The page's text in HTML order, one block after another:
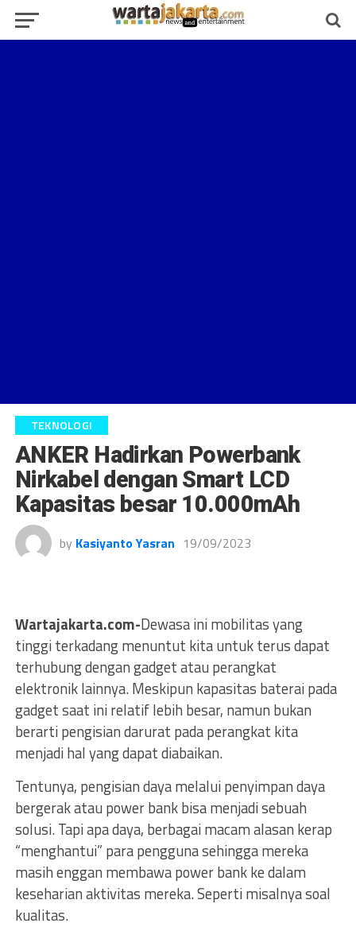
TEKNOLOGI
ANKER Hadirkan Powerbank
Nirkabel dengan Smart LCD
Kapasitas besar 10.000mAh
by Kasiyanto Yasran 19/09/2023
Wartajakarta.com-Dewasa ini mobilitas yang
tinggi terkadang menuntut kita untuk terus dapat
terhubung dengan gadget atau perangkat
elektronik lainnya. Meskipun kapasitas baterai pada
gadget saat ini relatif lebih besar, namun bukan
berarti pengisian darurat pada perangkat kita
menjadi hal yang dapat diabaikan.
Tentunya, pengisian daya melalui penyimpan daya
bergerak atau power bank bisa menjadi sebuah
solusi. Tapi apa daya, berbagai macam alasan kerap
“menghantui” para pengguna sehingga mereka
masih enggan membawa power bank ke dalam
keseharian aktivitas mereka. Seperti misalnya soal
kualitas.